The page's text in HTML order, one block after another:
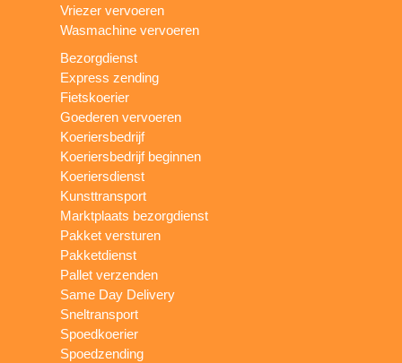
Vriezer vervoeren
Wasmachine vervoeren
Bezorgdienst
Express zending
Fietskoerier
Goederen vervoeren
Koeriersbedrijf
Koeriersbedrijf beginnen
Koeriersdienst
Kunsttransport
Marktplaats bezorgdienst
Pakket versturen
Pakketdienst
Pallet verzenden
Same Day Delivery
Sneltransport
Spoedkoerier
Spoedzending